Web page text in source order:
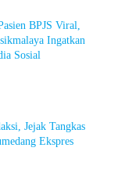
BPJS Viral,
Ingatkan
Sosial
Jejak Tangkas
Ekspres